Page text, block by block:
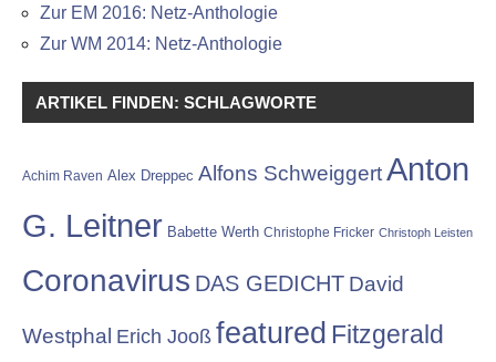
Zur EM 2016: Netz-Anthologie
Zur WM 2014: Netz-Anthologie
ARTIKEL FINDEN: SCHLAGWORTE
Achim Raven Alex Dreppec Alfons SchweiggertAnton
G. Leitner Babette Werth Christophe Fricker Christoph Leisten
Coronavirus DAS GEDICHT David
Westphal Erich Jooß featured Fitzgerald